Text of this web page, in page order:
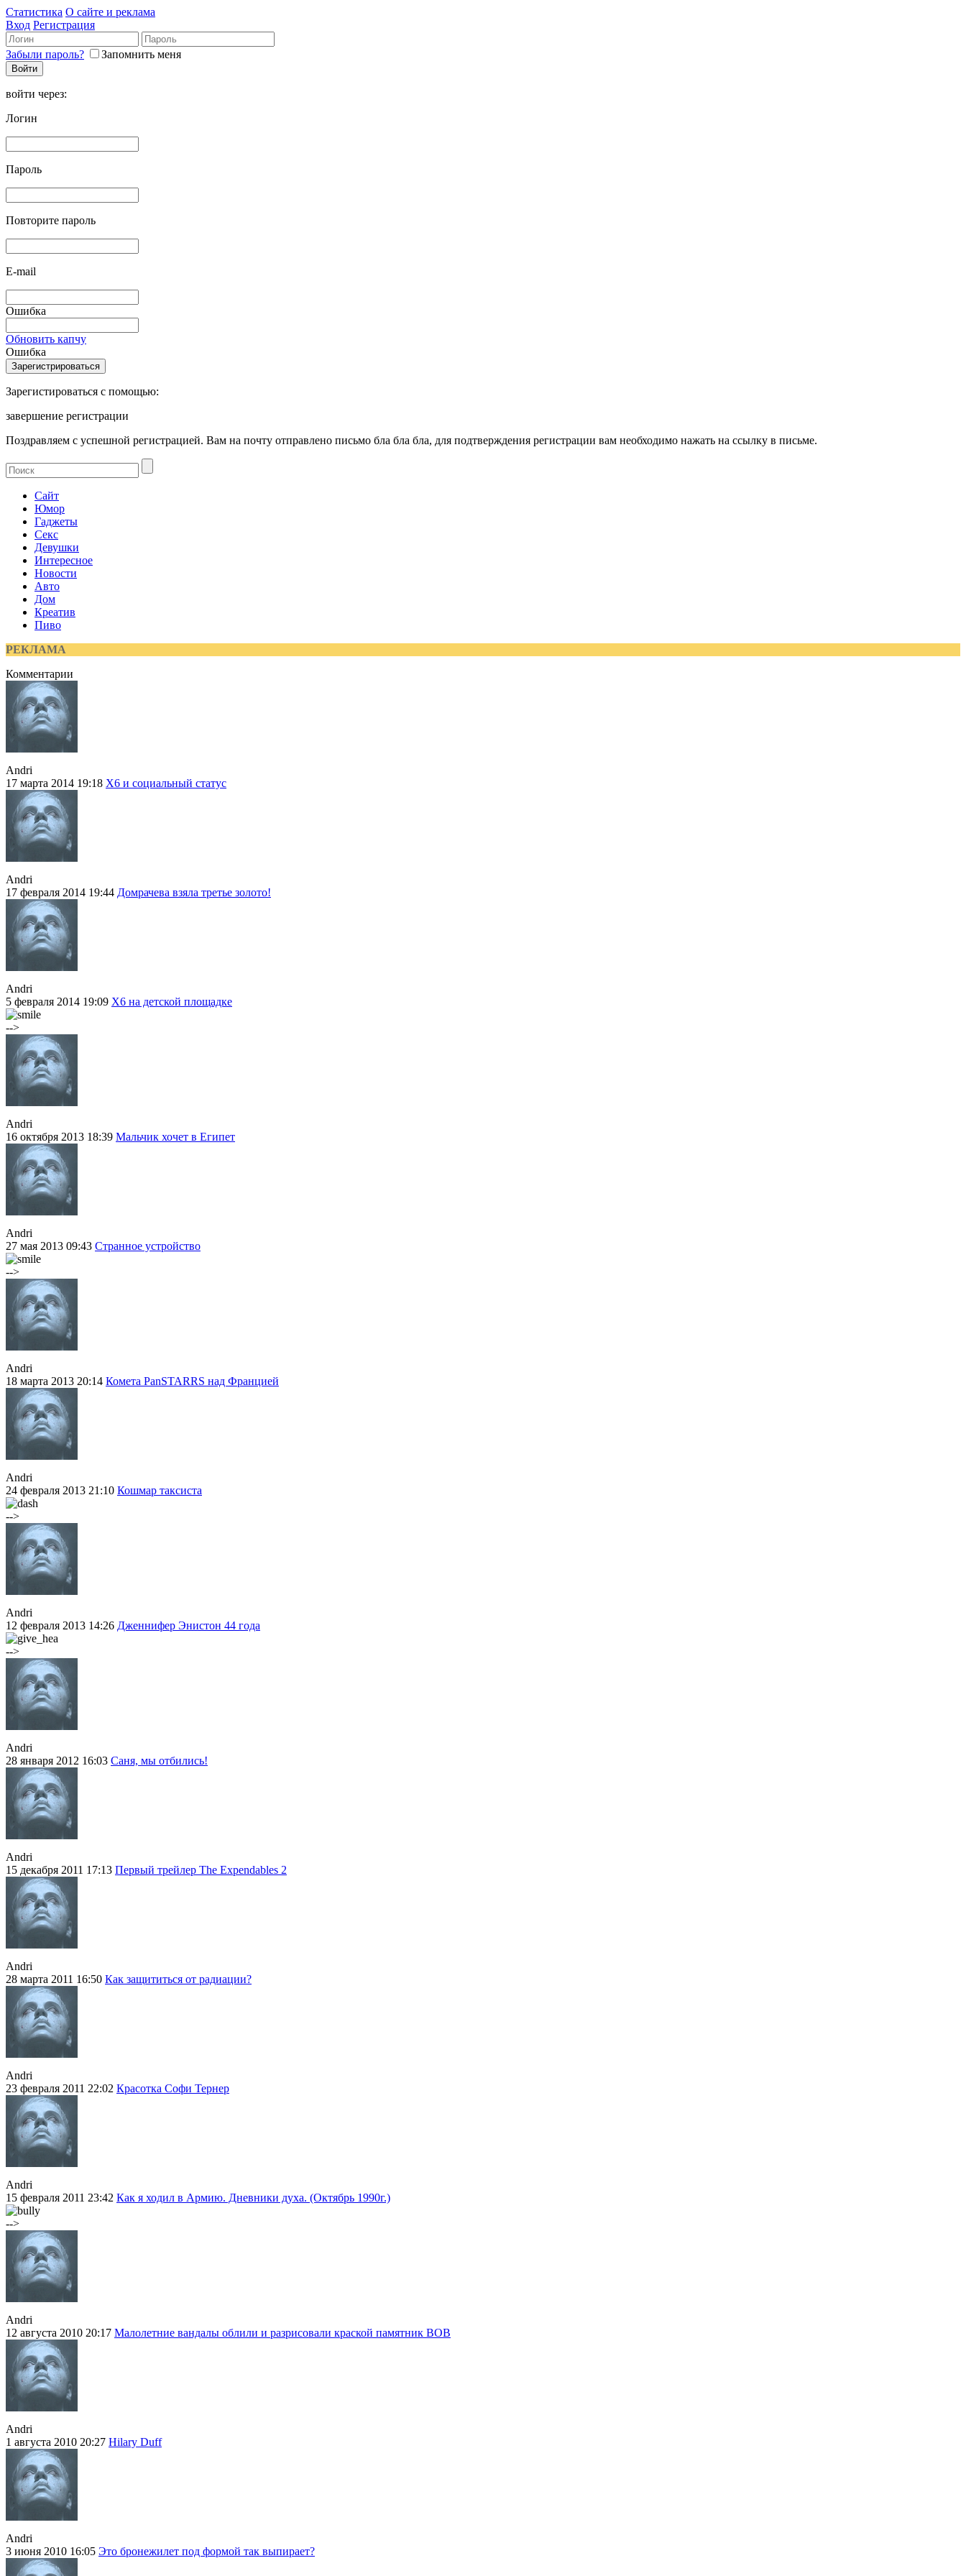
Статистика О сайте и реклама
Вход Регистрация
Забыли пароль? Запомнить меня
войти через:
Логин
Пароль
Повторите пароль
E-mail
Ошибка
Обновить капчу
Ошибка
Зарегистироваться с помощью:
завершение регистрации
Поздравляем с успешной регистрацией. Вам на почту отправлено письмо бла бла бла, для подтверждения регистрации вам необходимо нажать на ссылку в письме.
Сайт
Юмор
Гаджеты
Секс
Девушки
Интересное
Новости
Авто
Дом
Креатив
Пиво
РЕКЛАМА
Комментарии
Andri
17 марта 2014 19:18 Х6 и социальный статус
Andri
17 февраля 2014 19:44 Домрачева взяла третье золото!
Andri
5 февраля 2014 19:09 Х6 на детской площадке
-->
Andri
16 октября 2013 18:39 Мальчик хочет в Египет
Andri
27 мая 2013 09:43 Странное устройство
-->
Andri
18 марта 2013 20:14 Комета PanSTARRS над Францией
Andri
24 февраля 2013 21:10 Кошмар таксиста
-->
Andri
12 февраля 2013 14:26 Дженнифер Энистон 44 года
-->
Andri
28 января 2012 16:03 Саня, мы отбились!
Andri
15 декабря 2011 17:13 Первый трейлер The Expendables 2
Andri
28 марта 2011 16:50 Как защититься от радиации?
Andri
23 февраля 2011 22:02 Красотка Софи Тернер
Andri
15 февраля 2011 23:42 Как я ходил в Армию. Дневники духа. (Октябрь 1990г.)
-->
Andri
12 августа 2010 20:17 Малолетние вандалы облили и разрисовали краской памятник ВОВ
Andri
1 августа 2010 20:27 Hilary Duff
Andri
3 июня 2010 16:05 Это бронежилет под формой так выпирает?